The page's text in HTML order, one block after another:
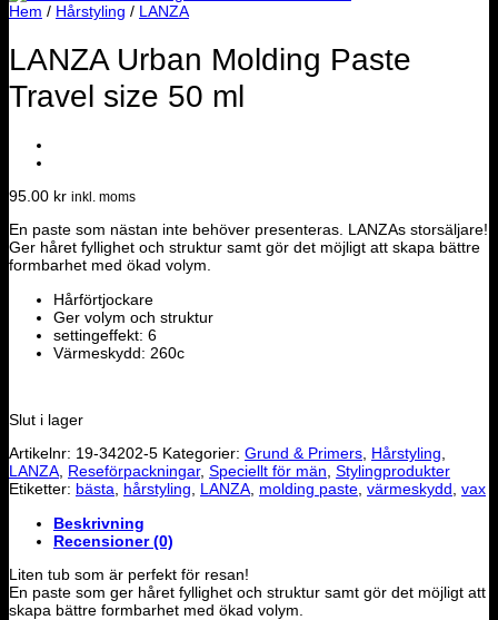
Hem / Hårstyling / LANZA
LANZA Urban Molding Paste
Travel size 50 ml
95.00 kr inkl. moms
En paste som nästan inte behöver presenteras. LANZAs storsäljare!
Ger håret fyllighet och struktur samt gör det möjligt att skapa bättre
formbarhet med ökad volym.
Hårförtjockare
Ger volym och struktur
settingeffekt: 6
Värmeskydd: 260c
Slut i lager
Artikelnr: 19-34202-5 Kategorier: Grund & Primers, Hårstyling,
LANZA, Reseförpackningar, Speciellt för män, Stylingprodukter
Etiketter: bästa, hårstyling, LANZA, molding paste, värmeskydd, vax
Beskrivning
Recensioner (0)
Liten tub som är perfekt för resan!
En paste som ger håret fyllighet och struktur samt gör det möjligt att
skapa bättre formbarhet med ökad volym.